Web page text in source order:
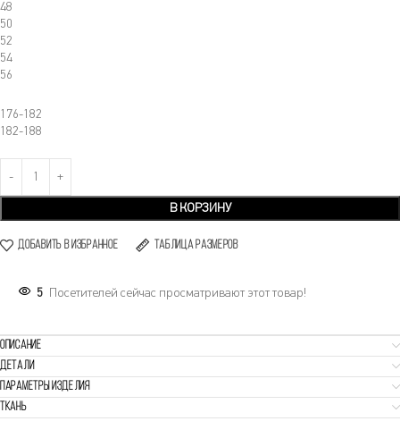
48
50
52
54
56
176-182
182-188
В КОРЗИНУ
Добавить в избранное Таблица размеров
5 Посетителей сейчас просматривают этот товар!
Описание
Детали
Параметры изделия
Ткань